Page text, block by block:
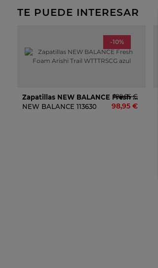
TE PUEDE INTERESAR
-10%
Zapatillas NEW BALANCE Fresh Foam Arishi Trail WTTTRSCG Azul
NEW BALANCE 113630 98,95 €
109,95 €